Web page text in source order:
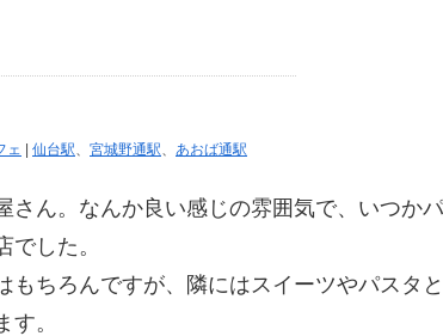
ェ 仙台駅、 宮城野通駅、 あおば通駅
さん。なんか良い感じの雰囲気で、いつか
でした。
もちろんですが、隣にはスイーツやパスタ
す。